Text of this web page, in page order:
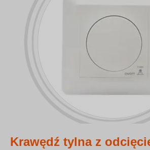
Krawędź tylna z